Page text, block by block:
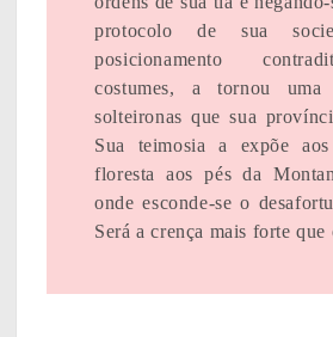
protocolo de sua
posicionamento
costumes, a tornou uma
solteironas que sua
Sua teimosia a expõe
floresta aos pés da
onde esconde-se o
Será a crença mais forte que